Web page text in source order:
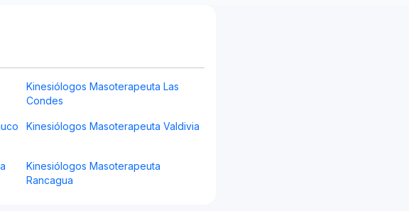
Kinesiólogos Masoterapeuta Las
Condes
Kinesiólogos Masoterapeuta Valdivia
Kinesiólogos Masoterapeuta
Rancagua